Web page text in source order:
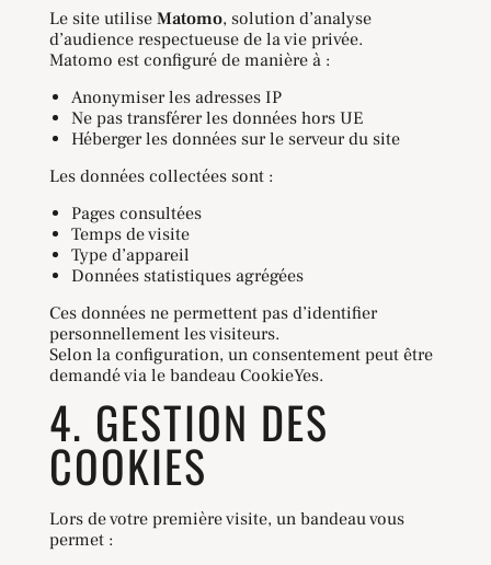
Le site utilise Matomo, solution d’analyse
d’audience respectueuse de la vie privée.
Matomo est configuré de manière à :
Anonymiser les adresses IP
Ne pas transférer les données hors UE
Héberger les données sur le serveur du site
Les données collectées sont :
Pages consultées
Temps de visite
Type d’appareil
Données statistiques agrégées
Ces données ne permettent pas d’identifier
personnellement les visiteurs.
Selon la configuration, un consentement peut être
demandé via le bandeau CookieYes.
4. GESTION DES
COOKIES
Lors de votre première visite, un bandeau vous
permet :